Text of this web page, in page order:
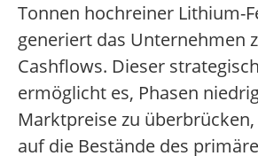
Tonnen hochreiner Lithium-
generiert das Unternehmen
Cashflows. Dieser
ermöglicht es, Phasen
Marktpreise zu
auf die Bestände des